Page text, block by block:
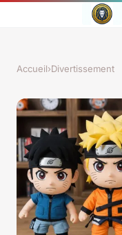
Accueil›Divertissement